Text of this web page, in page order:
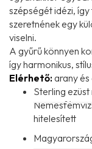
szépségét idézi,
szeretnének egy
viselni.
A gyűrű könnyen
így harmonikus,
Elérhető:arany és
Sterling
hitelesített